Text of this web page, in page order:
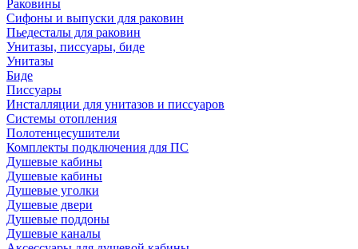
Раковины
Сифоны и выпуски для раковин
Пьедесталы для раковин
Унитазы, писсуары, биде
Унитазы
Биде
Писсуары
Инсталляции для унитазов и писсуаров
Системы отопления
Полотенцесушители
Комплекты подключения для ПС
Душевые кабины
Душевые кабины
Душевые уголки
Душевые двери
Душевые поддоны
Душевые каналы